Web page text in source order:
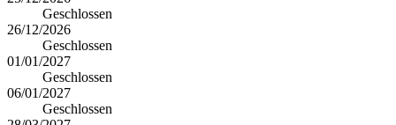
Geschlossen
26/12/2026
Geschlossen
01/01/2027
Geschlossen
06/01/2027
Geschlossen